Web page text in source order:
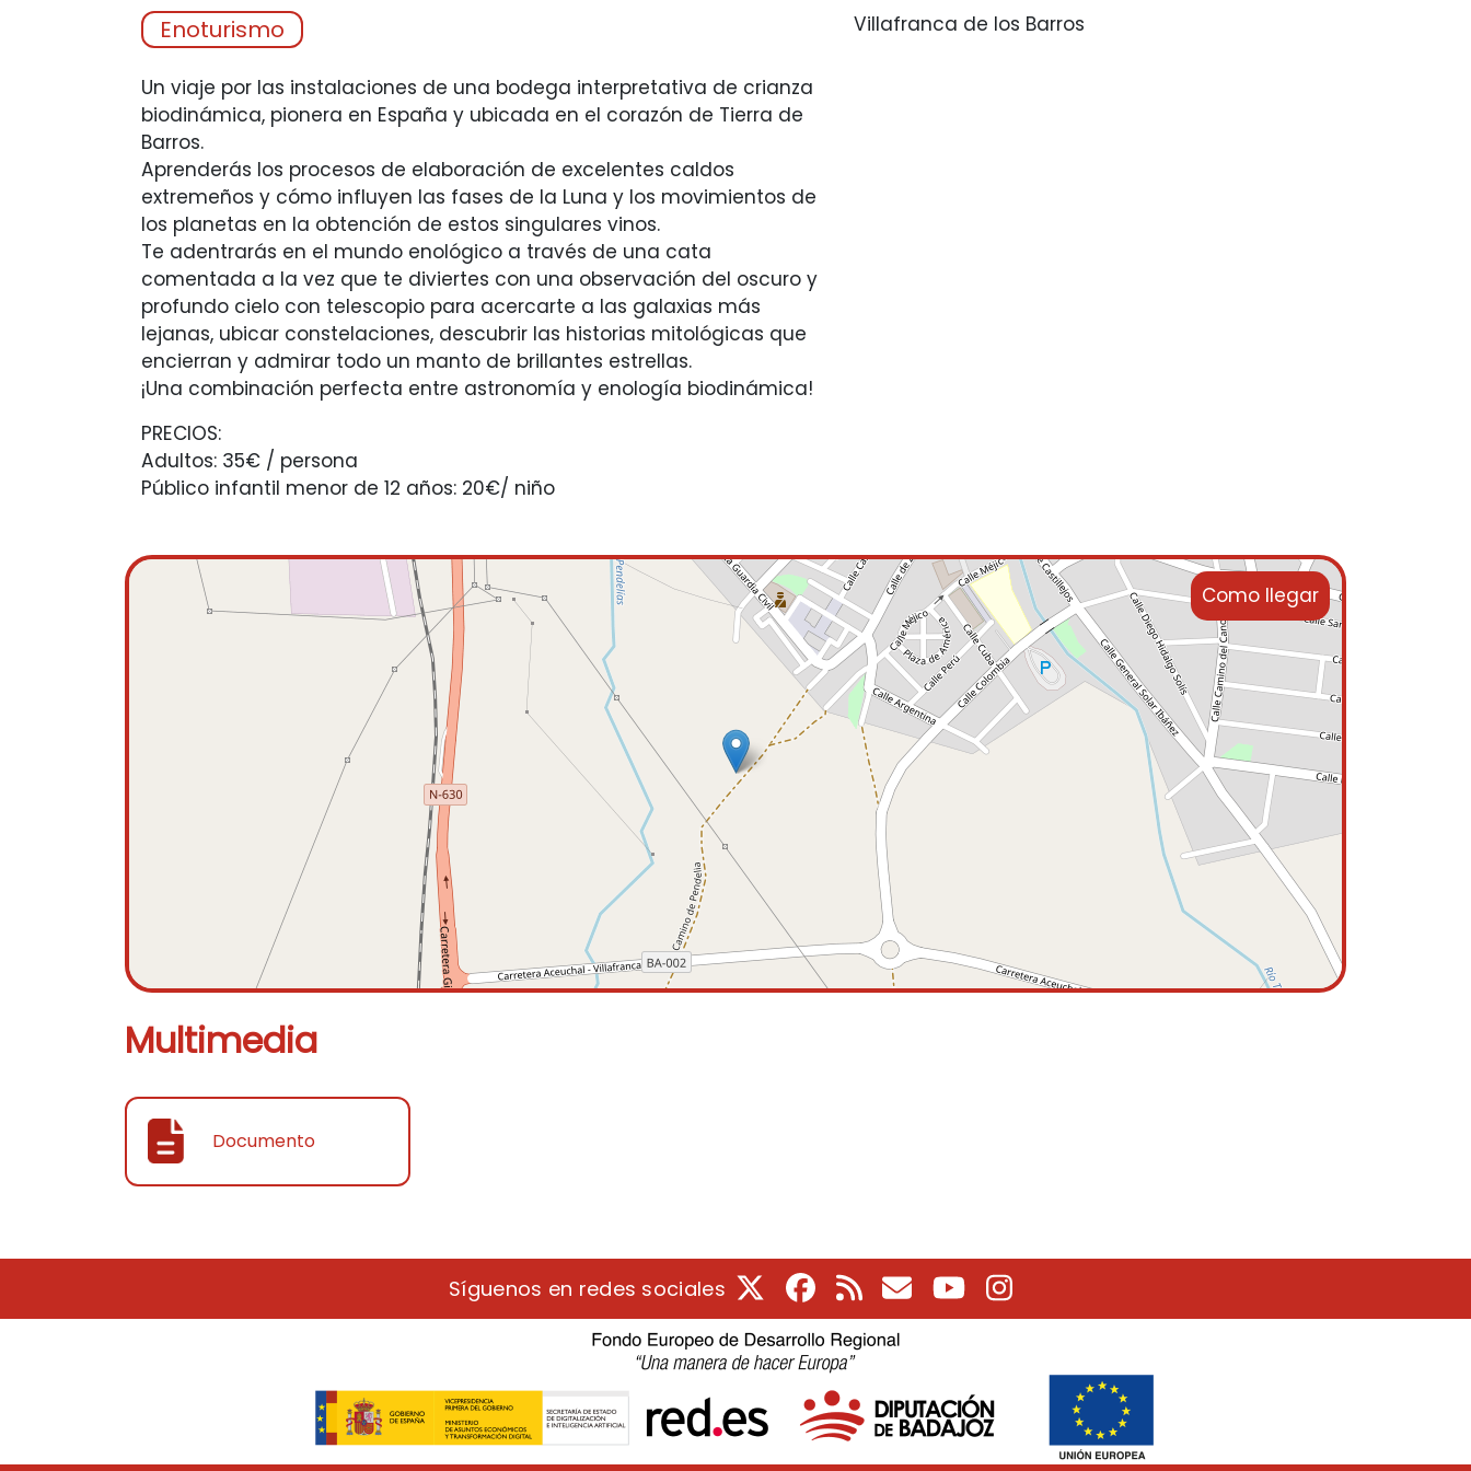
Enoturismo
Un viaje por las instalaciones de una bodega interpretativa de crianza
biodinámica, pionera en España y ubicada en el corazón de Tierra de
Barros.
Aprenderás los procesos de elaboración de excelentes caldos
extremeños y cómo influyen las fases de la Luna y los movimientos de
los planetas en la obtención de estos singulares vinos.
Te adentrarás en el mundo enológico a través de una cata
comentada a la vez que te diviertes con una observación del oscuro y
profundo cielo con telescopio para acercarte a las galaxias más
lejanas, ubicar constelaciones, descubrir las historias mitológicas que
encierran y admirar todo un manto de brillantes estrellas.
¡Una combinación perfecta entre astronomía y enología biodinámica!
PRECIOS:
Adultos: 35€ / persona
Público infantil menor de 12 años: 20€/ niño
Villafranca de los Barros
Como llegar
Multimedia
Documento
Síguenos en redes sociales Facebook
RSS Correo electrónico
YoutubeInstagram